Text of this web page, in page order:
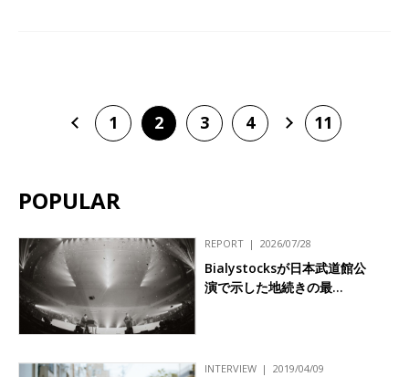
1 2 3 4 11
POPULAR
REPORT 2026/07/28
Bialystocksが日本武道館公
演で示した地続きの最…
INTERVIEW 2019/04/09